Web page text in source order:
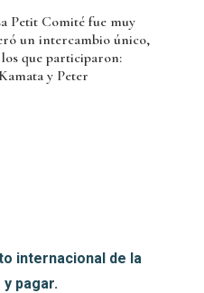
Petit Comité fue muy
un intercambio único,
que participaron:
y Peter
internacional de la
pagar.